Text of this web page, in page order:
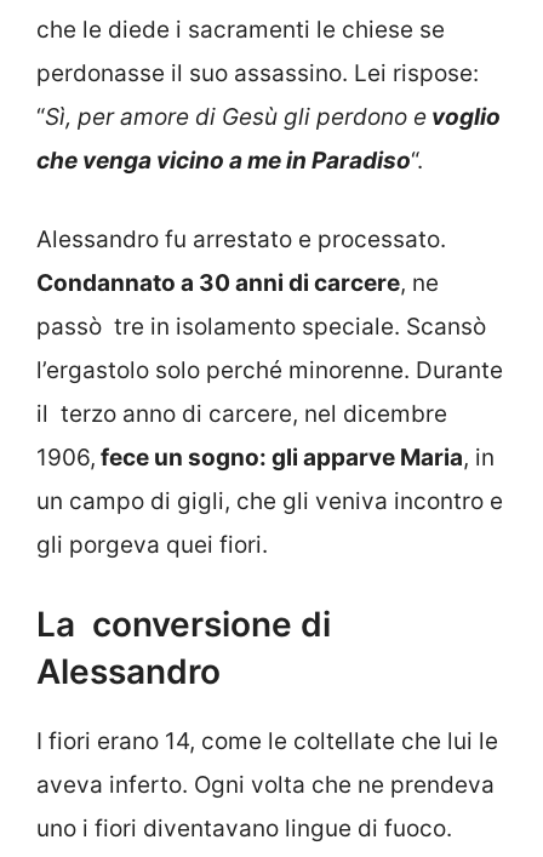
che le diede i sacramenti le chiese se
perdonasse il suo assassino. Lei rispose:
“Sì, per amore di Gesù gli perdono e voglio
che venga vicino a me in Paradiso“.
Alessandro fu arrestato e processato.
Condannato a 30 anni di carcere, ne
passò tre in isolamento speciale. Scansò
l’ergastolo solo perché minorenne. Durante
il terzo anno di carcere, nel dicembre
1906, fece un sogno: gli apparve Maria, in
un campo di gigli, che gli veniva incontro e
gli porgeva quei fiori.
La conversione di
Alessandro
I fiori erano 14, come le coltellate che lui le
aveva inferto. Ogni volta che ne prendeva
uno i fiori diventavano lingue di fuoco.